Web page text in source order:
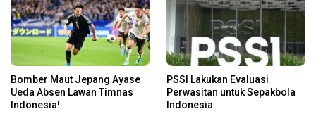
Bomber Maut Jepang Ayase
Ueda Absen Lawan Timnas
Indonesia!
PSSI Lakukan Evaluasi
Perwasitan untuk Sepakbola
Indonesia